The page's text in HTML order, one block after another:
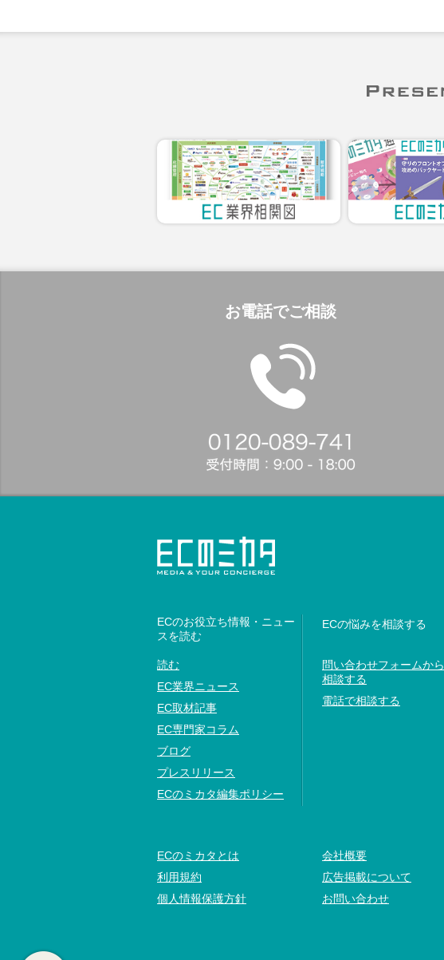
お電話でご相談
ECのお役立ち情報・ニュー
スを読む
読む
EC業界ニュース
EC取材記事
EC専門家コラム
ブログ
プレスリリース
ECのミカタ編集ポリシー
ECの悩みを相談する
問い合わせフォームから
相談する
電話で相談する
ECのミカタとは
利用規約
個人情報保護方針
会社概要
広告掲載について
お問い合わせ